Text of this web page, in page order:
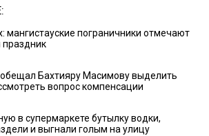
мангистауские пограничники отмечают
Бахтияру Масимову выделить
вопрос компенсации
в супермаркете бутылку водки,
и выгнали голым на улицу